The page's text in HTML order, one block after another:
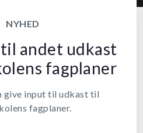
NYHED
andet udkast
fagplaner
give input til udkast til
fagplaner.